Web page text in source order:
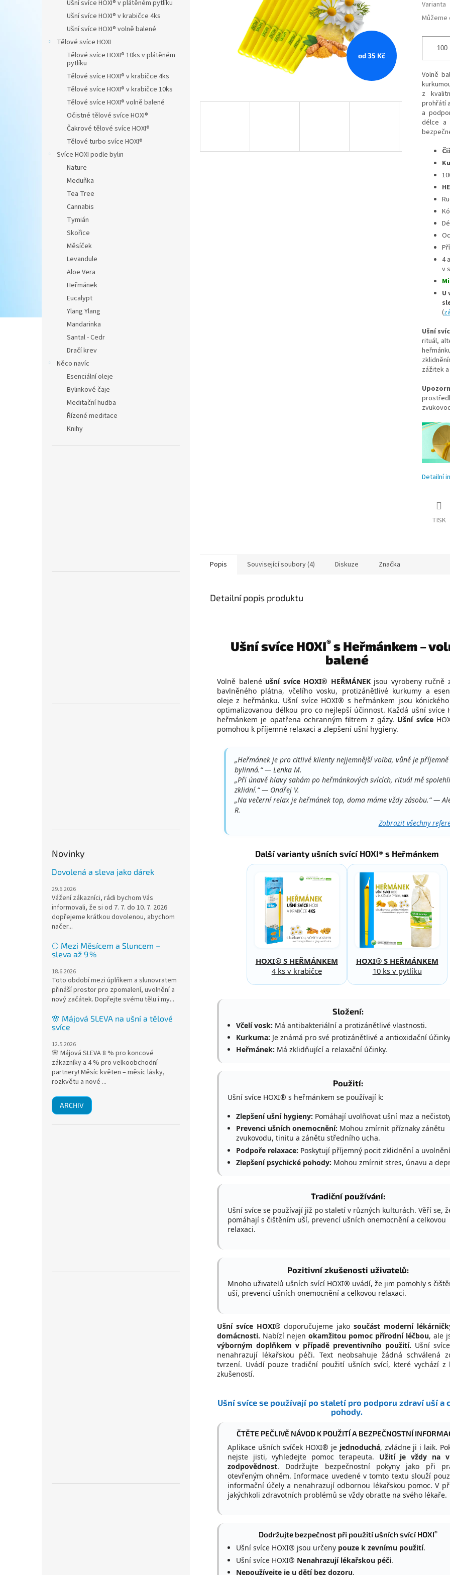
Ušní svíce HOXI® v plátěném pytlíku
Ušní svíce HOXI® v krabičce 4ks
Ušní svíce HOXI® volně balené
Tělové svíce HOXI
Tělové svíce HOXI® 10ks v plátěném
pytlíku
Tělové svíce HOXI® v krabičce 4ks
Tělové svíce HOXI® v krabičce 10ks
Tělové svíce HOXI® volně balené
Očistné tělové svíce HOXI®
Čakrové tělové svíce HOXI®
Tělové turbo svíce HOXI®
Svíce HOXI podle bylin
Nature
Meduňka
Tea Tree
Cannabis
Tymián
Skořice
Měsíček
Levandule
Aloe Vera
Heřmánek
Eucalypt
Ylang Ylang
Mandarinka
Santal - Cedr
Dračí krev
Něco navíc
Esenciální oleje
Bylinkové čaje
Meditační hudba
Řízené meditace
Knihy
Novinky
Dovolená a sleva jako dárek
29.6.2026
Vážení zákazníci, rádi bychom Vás
informovali, že si od 7. 7. do 10. 7. 2026
dopřejeme krátkou dovolenou, abychom
načer...
🌕 Mezi Měsícem a Sluncem –
sleva až 9 %
18.6.2026
Toto období mezi úplňkem a slunovratem
přináší prostor pro zpomalení, uvolnění a
nový začátek. Dopřejte svému tělu i my...
🌸 Májová SLEVA na ušní a tělové
svíce
12.5.2026
🌸 Májová SLEVA 8 % pro koncové
zákazníky a 4 % pro velkoobchodní
partnery! Měsíc květen – měsíc lásky,
rozkvětu a nové ...
ARCHIV
od 35 Kč
Varianta
Volně
z
prohřátí
a
délce
4
v
U
(
Ušní
rituál,
zážitek
Detailní
TISK
Popis Související soubory (4) Diskuze Značka
Detailní popis produktu
Ušní svíce HOXI®s Heřmánkem –
balené
Volně balenéušní svíce HOXI® HEŘMÁNEK jsou vyrobeny ručně
bavlněného plátna, včelího vosku, protizánětlivé kurkumy a
oleje z heřmánku. Ušní svíce HOXI® s heřmánkem jsou
optimalizovanou délkou pro co nejlepší účinnost. Každá ušní svíce
heřmánkem je opatřena ochranným filtrem z gázy. Ušní svíce
pomohou k příjemné relaxaci a zlepšení ušní hygieny.
„Heřmánek je pro citlivé klienty nejjemnější volba, vůně je příjemně
bylinná.“ — Lenka M.
„Při únavě hlavy sahám po heřmánkových svících, rituál mě
zklidní.“ — Ondřej V.
„Na večerní relax je heřmánek top, doma máme vždy zásobu.“ —
R.
Zobrazit všechny
Další varianty ušních svící HOXI® s Heřmánkem
HOXI® S HEŘMÁNKEM
4 ks v krabičce
HOXI® S HEŘMÁNKEM
10 ks v pytlíku
Složení:
Včelí vosk: Má antibakteriální a protizánětlivé vlastnosti.
Kurkuma: Je známá pro své protizánětlivé a antioxidační
Heřmánek: Má zklidňující a relaxační účinky.
Použití:
Ušní svíce HOXI® s heřmánkem se používají k:
Zlepšení ušní hygieny: Pomáhají uvolňovat ušní maz a
Prevenci ušních onemocnění: Mohou zmírnit příznaky zánětu
zvukovodu, tinitu a zánětu středního ucha.
Podpoře relaxace: Poskytují příjemný pocit zklidnění a
Zlepšení psychické pohody: Mohou zmírnit stres, únavu a
Tradiční používání:
Ušní svíce se používají již po staletí v různých kulturách. Věří se,
pomáhají s čištěním uší, prevencí ušních onemocnění a celkovou
relaxaci.
Pozitivní zkušenosti uživatelů:
Mnoho uživatelů ušních svící HOXI® uvádí, že jim pomohly s
uší, prevencí ušních onemocnění a celkovou relaxaci.
Ušní svíce HOXI®doporučujeme jako součást moderní
domácnosti. Nabízí nejenokamžitou pomoc přírodní léčbou, ale
výborným doplňkem v případě preventivního použití. Ušní
nenahrazují lékařskou péči. Text neobsahuje žádná schválená
tvrzení. Uvádí pouze tradiční použití ušních svící, které vychází z
zkušeností.
Ušní svíce se používají po staletí pro podporu zdraví uší a
pohody.
ČTĚTE PEČLIVĚ NÁVOD K POUŽITÍ A BEZPEČNOSTNÍ
Aplikace ušních svíček HOXI® je jednoduchá, zvládne ji i laik.
nejste jisti, vyhledejte pomoc terapeuta. Užití je vždy na
zodpovědnost. Dodržujte bezpečnostní pokyny jako při
otevřeným ohněm. Informace uvedené v tomto textu slouží
informační účely a nenahrazují odbornou lékařskou pomoc. V
jakýchkoli zdravotních problémů se vždy obraťte na svého lékaře.
Dodržujte bezpečnost při použití ušních svící HOXI®
Ušní svíce HOXI® jsou určeny pouze k zevnímu použití.
Ušní svíce HOXI® Nenahrazují lékařskou péči.
Nepoužívejte je u dětí bez dozoru.